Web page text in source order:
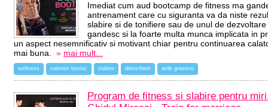
Imediat cum aud bootcamp de fitness ma
antrenament care cu siguranta va da niste
slabire si de tonifiere sau de unul de
gandesc si la foarte multa munca implicata in
un aspect nesemnificativ si motivant chiar pentru continuarea
mai buna. » mai mult...
wellness valentin bosioc slabire detoxifiere arde grasime
Program de fitness si slabire pentru